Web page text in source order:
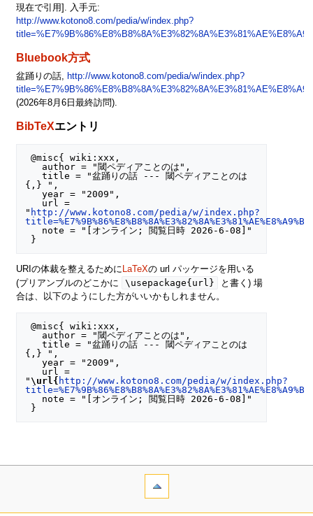
現在で引用]. 入手元:
http://www.kotono8.com/pedia/w/index.php?
Bluebook方式
盆踊りの話, http://www.kotono8.com/pedia/w/index.php?
(2026年8月6日最終訪問).
BibTeXエントリ
@misc{ wiki:xxx,
   title = "盆踊りの話 --- 閾ペディアことのは
{,} ",
   year = "2009",
" http://www.kotono8.com/pedia/w/index.php?
URIの体裁を整えるために LaTeXの url パッケージを用いる
(プリアンブルのどこかに
\usepackage{url}
と書く) 場
合は、以下のようにした方がいいかもしれません。
@misc{ wiki:xxx,
   title = "盆踊りの話 --- 閾ペディアことのは
{,} ",
   year = "2009",
"\url{ http://www.kotono8.com/pedia/w/index.php?